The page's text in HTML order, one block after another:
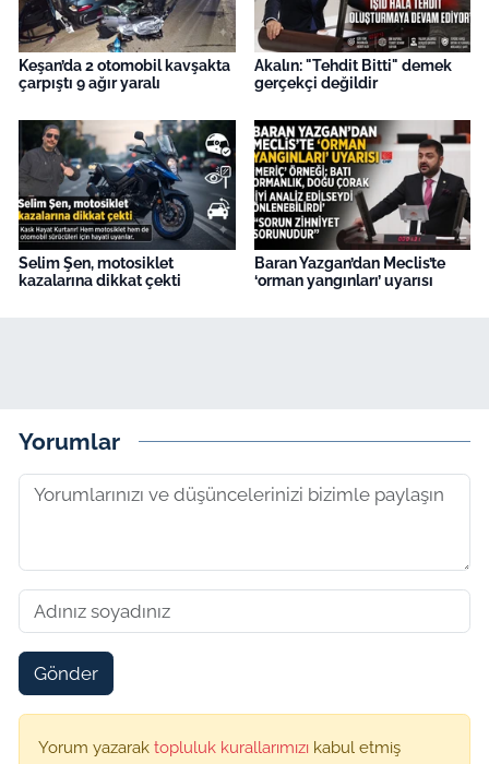
Keşan’da 2 otomobil kavşakta
çarpıştı 9 ağır yaralı
Akalın: "Tehdit Bitti" demek
gerçekçi değildir
Selim Şen, motosiklet
kazalarına dikkat çekti
Baran Yazgan’dan Meclis’te
‘orman yangınları’ uyarısı
Yorumlar
Gönder
Yorum yazarak topluluk kurallarımızı kabul etmiş